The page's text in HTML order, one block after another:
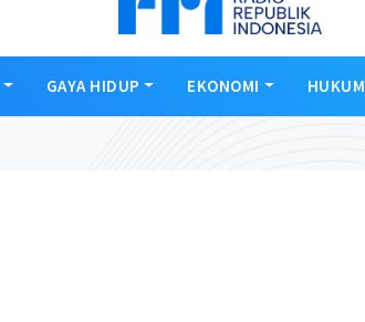
GAYA HIDUP EKONOMI HUKUM